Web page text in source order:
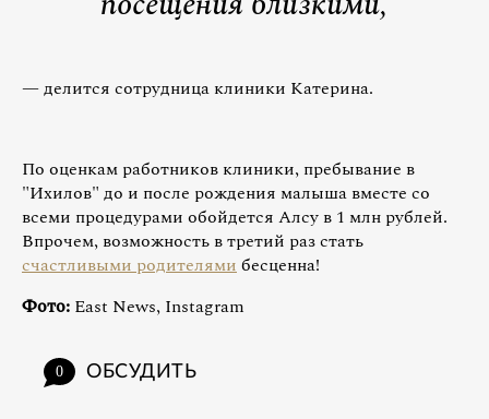
— делится сотрудница клиники Катерина.
По оценкам работников клиники, пребывание в
"Ихилов" до и после рождения малыша вместе со
всеми процедурами обойдется Алсу в 1 млн рублей.
Впрочем, возможность в третий раз стать
счастливыми родителямибесценна!
Фото: East News, Instagram
0 ОБСУДИТЬ